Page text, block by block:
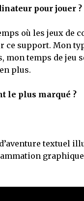
pour jouer ?
où les jeux de
ce support. Mon
temps de jeu
plus.
le plus marqué ?
textuel